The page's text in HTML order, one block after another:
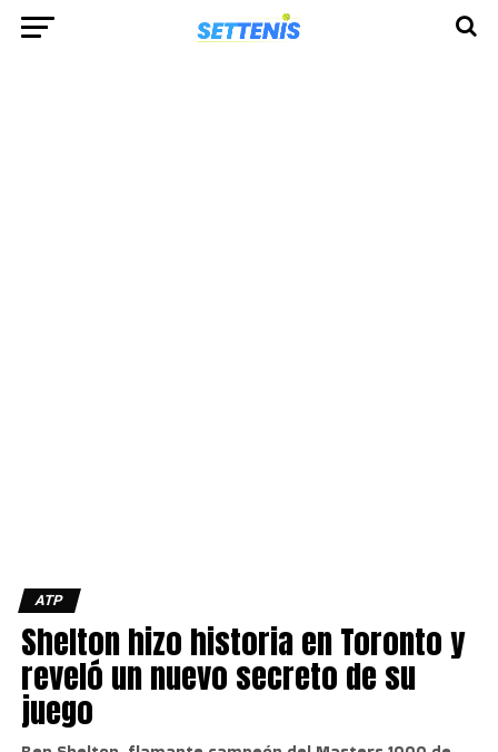
ATP
Shelton hizo historia en Toronto y
reveló un nuevo secreto de su
juego